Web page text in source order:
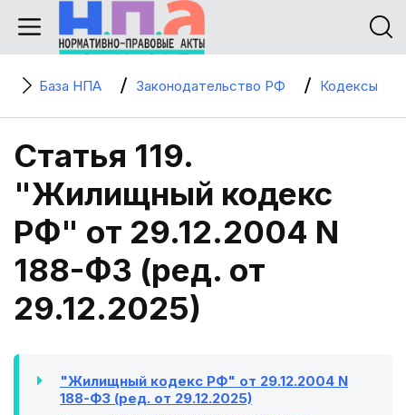
База НПА Законодательство РФ Кодексы
Статья 119.
"Жилищный кодекс
РФ" от 29.12.2004 N
188-ФЗ (ред. от
29.12.2025)
"Жилищный кодекс РФ" от 29.12.2004 N
188-ФЗ (ред. от 29.12.2025)